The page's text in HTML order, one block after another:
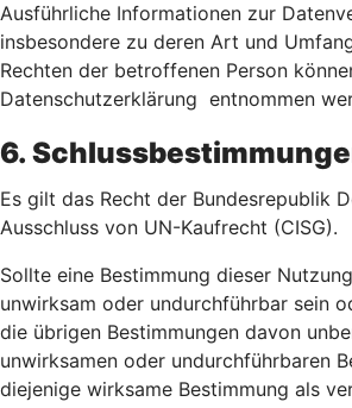
Ausführliche Informationen zur
insbesondere zu deren Art und
Rechten der betroffenen Person
Datenschutzerklärung entnommen
6.
Es gilt das Recht der Bundesrepublik
Ausschluss von UN-Kaufrecht (CISG).
Sollte eine Bestimmung dieser
unwirksam oder undurchführbar sein
die übrigen Bestimmungen davon
unwirksamen oder undurchführbaren
diejenige wirksame Bestimmung als